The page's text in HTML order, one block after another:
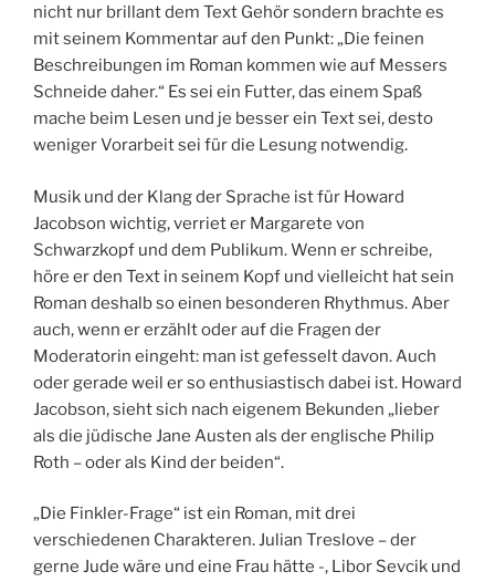
nicht nur brillant dem Text Gehör sondern brachte es
mit seinem Kommentar auf den Punkt: „Die feinen
Beschreibungen im Roman kommen wie auf Messers
Schneide daher.“ Es sei ein Futter, das einem Spaß
mache beim Lesen und je besser ein Text sei, desto
weniger Vorarbeit sei für die Lesung notwendig.
Musik und der Klang der Sprache ist für Howard
Jacobson wichtig, verriet er Margarete von
Schwarzkopf und dem Publikum. Wenn er schreibe,
höre er den Text in seinem Kopf und vielleicht hat sein
Roman deshalb so einen besonderen Rhythmus. Aber
auch, wenn er erzählt oder auf die Fragen der
Moderatorin eingeht: man ist gefesselt davon. Auch
oder gerade weil er so enthusiastisch dabei ist. Howard
Jacobson, sieht sich nach eigenem Bekunden „lieber
als die jüdische Jane Austen als der englische Philip
Roth – oder als Kind der beiden“.
„Die Finkler-Frage“ ist ein Roman, mit drei
verschiedenen Charakteren. Julian Treslove – der
gerne Jude wäre und eine Frau hätte -, Libor Sevcik und